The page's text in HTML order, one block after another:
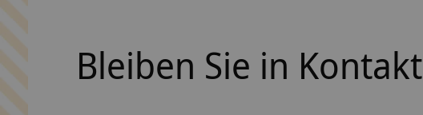
Bleiben Sie in Kontakt